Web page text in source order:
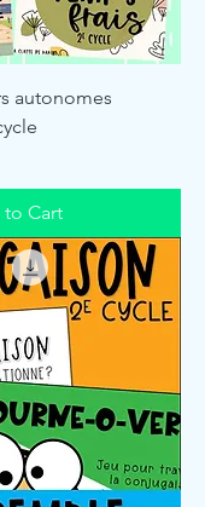
autonomes
Cart